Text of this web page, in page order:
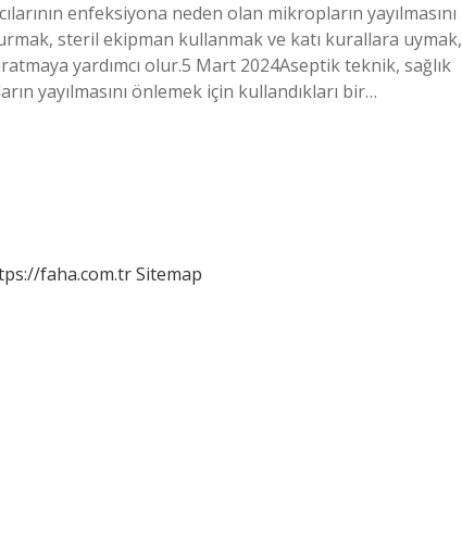
enfeksiyona neden olan mikropların yayılmasını
steril ekipman kullanmak ve katı kurallara uymak,
yardımcı olur.5 Mart 2024Aseptik teknik, sağlık
yayılmasını önlemek için kullandıkları bir…
faha.com.trSitemap